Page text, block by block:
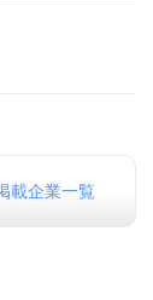
載企業一覧